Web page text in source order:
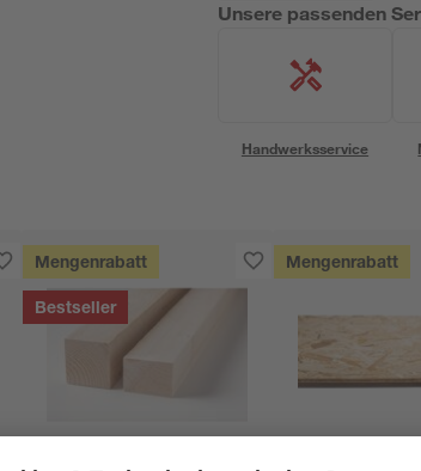
Unsere passenden
Handwerksservice
Mengenrabatt
Bestseller
Mengenrabatt